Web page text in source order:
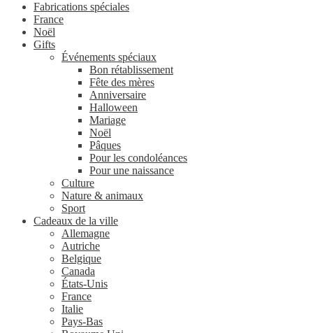
Fabrications spéciales
France
Noël
Gifts
Événements spéciaux
Bon rétablissement
Fête des mères
Anniversaire
Halloween
Mariage
Noël
Pâques
Pour les condoléances
Pour une naissance
Culture
Nature & animaux
Sport
Cadeaux de la ville
Allemagne
Autriche
Belgique
Canada
États-Unis
France
Italie
Pays-Bas